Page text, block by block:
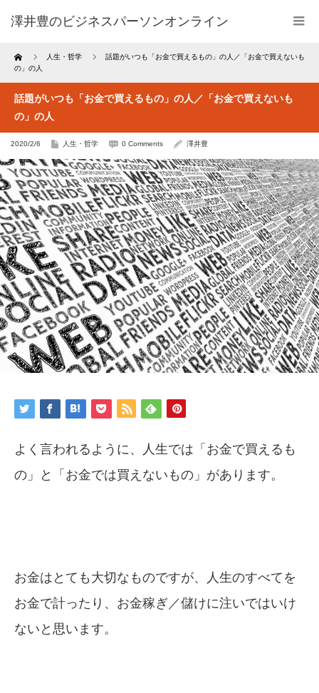
澤井豊のビジネスパーソンオンライン
Home 人生・哲学
話題がいつも「お金で買えるもの」の人／「お金で買えないも
の」の人
話題がいつも「お金で買えるもの」の人／「お金で買えないも
の」の人
2020/2/6 人生・哲学 0 Comments 澤井豊
よく言われるように、人生では「お金で買えるも
の」と「お金では買えないもの」があります。
お金はとても大切なものですが、人生のすべてを
お金で計ったり、お金稼ぎ／儲けに注いではいけ
ないと思います。